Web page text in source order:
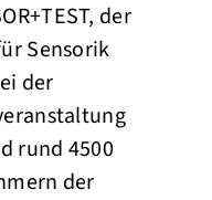
der
Sensorik
der
rund 4500
der